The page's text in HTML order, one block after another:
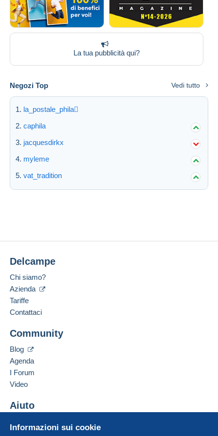
Spedizione gratuita
Metodi di pagamento
Bonifico bancario
Visa
Bancontact
iDeal
Residenza del venditore
La tua pubblicità qui?
Negozi Top Vedi tutto
la_postale_phila
caphila
jacquesdirkx
myleme
vat_tradition
Informazioni sui cookie
Delcampe
Chi siamo?
Azienda
Tariffe
Contattaci
Community
Blog
Agenda
I Forum
Video
Aiuto
Acquistare su Delcampe